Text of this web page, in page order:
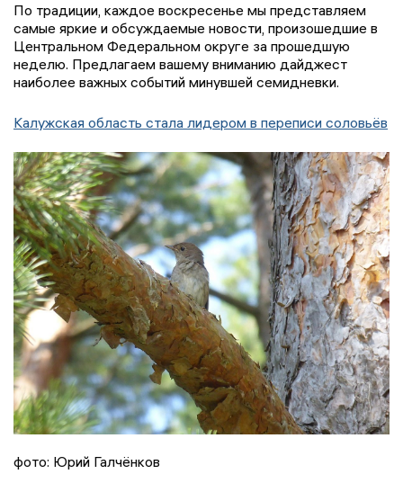
По традиции, каждое воскресенье мы представляем
самые яркие и обсуждаемые новости, произошедшие в
Центральном Федеральном округе за прошедшую
неделю. Предлагаем вашему вниманию дайджест
наиболее важных событий минувшей семидневки.
Калужская область стала лидером в переписи соловьёв
фото: Юрий Галчёнков